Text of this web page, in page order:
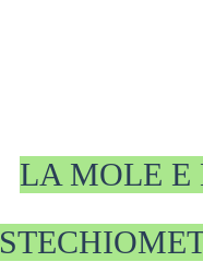
LA MOLE E